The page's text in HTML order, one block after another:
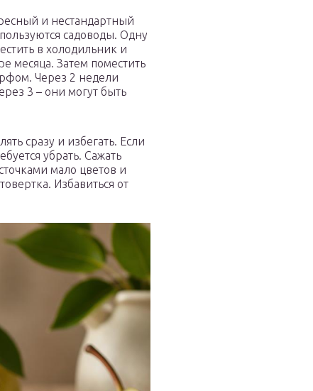
и нестандартный
садоводы. Одну
в холодильник и
месяца. Затем поместить
Через 2 недели
3 – они могут быть
сразу и избегать. Если
убрать. Сажать
мало цветов и
Избавиться от